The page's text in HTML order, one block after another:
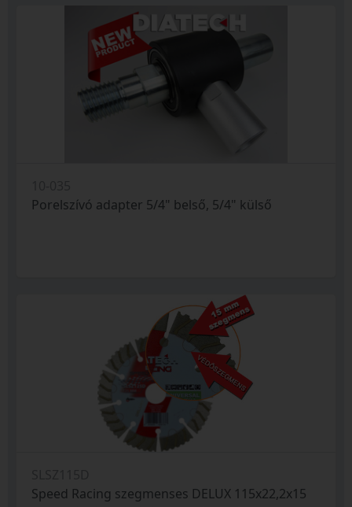
Porelszívó adapter 5/4" belső, 5/4" külső
Speed Racing szegmenses DELUX 115x22,2x15